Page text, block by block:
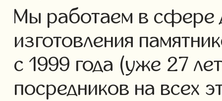
Мы работаем в сфере
изготовления
с 1999 года (уже 27
посредников на всех